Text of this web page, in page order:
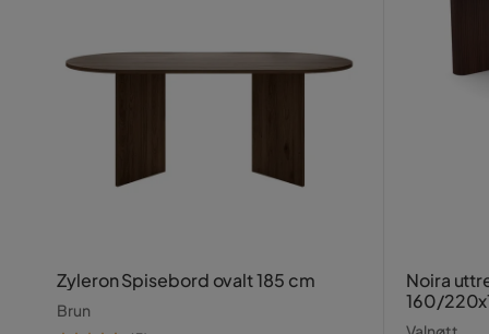
Zyleron Spisebord ovalt 185 cm
Brun
Noira
160/